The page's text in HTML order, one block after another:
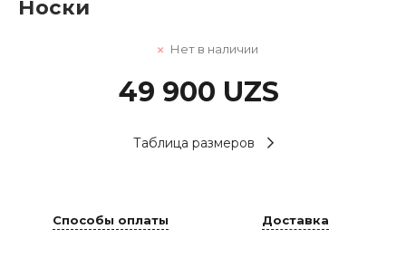
Носки
Нет в наличии
49 900 UZS
Таблица размеров
Способы оплаты Доставка